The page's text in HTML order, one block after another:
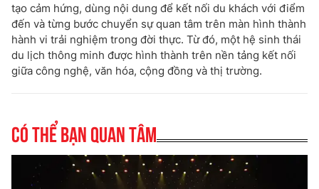
tạo cảm hứng, dùng nội dung để kết nối du khách với điểm
đến và từng bước chuyển sự quan tâm trên màn hình thành
hành vi trải nghiệm trong đời thực. Từ đó, một hệ sinh thái
du lịch thông minh được hình thành trên nền tảng kết nối
giữa công nghệ, văn hóa, cộng đồng và thị trường.
Có thể bạn quan tâm